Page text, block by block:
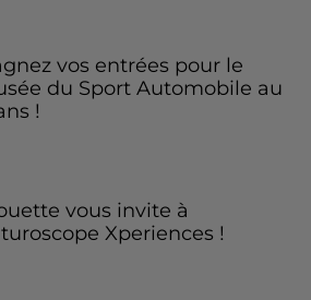
vos entrées pour le
du Sport Automobile au
!
vous invite à
Xperiences !